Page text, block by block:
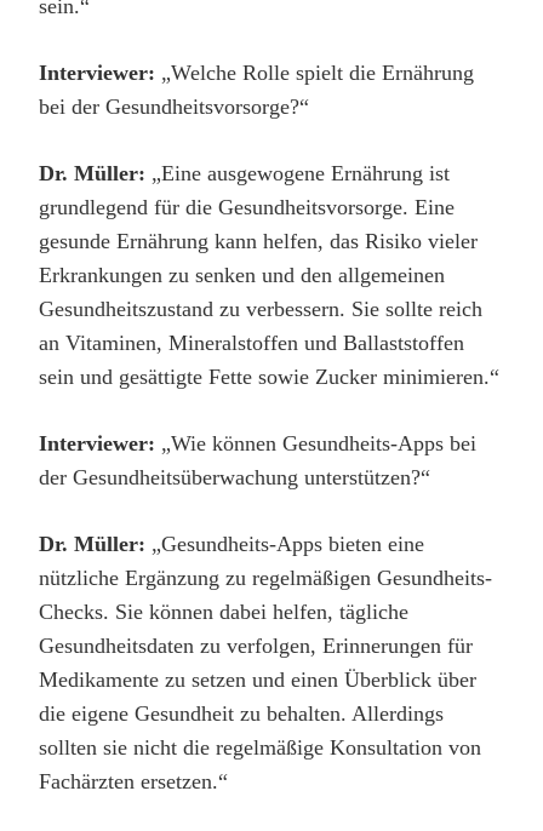
sein.“
Interviewer: „Welche Rolle spielt die Ernährung
bei der Gesundheitsvorsorge?“
Dr. Müller: „Eine ausgewogene Ernährung ist
grundlegend für die Gesundheitsvorsorge. Eine
gesunde Ernährung kann helfen, das Risiko vieler
Erkrankungen zu senken und den allgemeinen
Gesundheitszustand zu verbessern. Sie sollte reich
an Vitaminen, Mineralstoffen und Ballaststoffen
sein und gesättigte Fette sowie Zucker minimieren.“
Interviewer: „Wie können Gesundheits-Apps bei
der Gesundheitsüberwachung unterstützen?“
Dr. Müller: „Gesundheits-Apps bieten eine
nützliche Ergänzung zu regelmäßigen Gesundheits-
Checks. Sie können dabei helfen, tägliche
Gesundheitsdaten zu verfolgen, Erinnerungen für
Medikamente zu setzen und einen Überblick über
die eigene Gesundheit zu behalten. Allerdings
sollten sie nicht die regelmäßige Konsultation von
Fachärzten ersetzen.“